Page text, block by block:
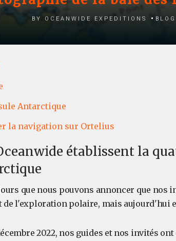
by Oceanwide Expeditions Blog
Antarctique
la navigation sur Ortelius
établissent la
que nous pouvons annoncer que nos
de l'exploration polaire, mais aujourd'hui
2022, nos guides et nos invités